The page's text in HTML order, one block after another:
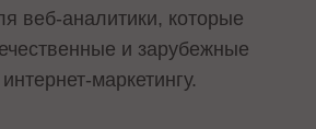
веб-аналитики, которые
и зарубежные
маркетингу.